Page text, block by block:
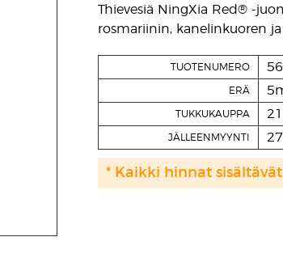
Thievesiä NingXia Red® -
rosmariinin, kanelinkuoren ja
TUOTENUMERO
ERÄ
TUKKUKAUPPA
JÄLLEENMYYNTI
* Kaikki hinnat